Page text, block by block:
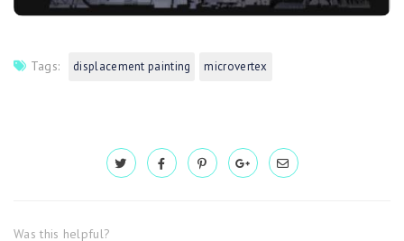
Tags: displacement painting microvertex
Was this helpful?